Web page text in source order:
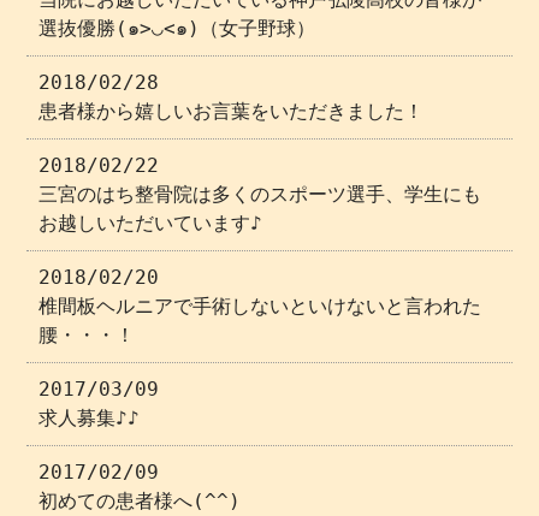
選抜優勝(๑>◡<๑)（女子野球）
2018/02/28
患者様から嬉しいお言葉をいただきました！
2018/02/22
三宮のはち整骨院は多くのスポーツ選手、学生にも
お越しいただいています♪
2018/02/20
椎間板ヘルニアで手術しないといけないと言われた
腰・・・！
2017/03/09
求人募集♪♪
2017/02/09
初めての患者様へ(^^)